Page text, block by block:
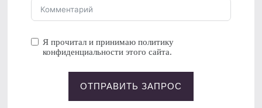
Я прочитал и принимаю политику
конфиденциальности этого сайта.
ОТПРАВИТЬ ЗАПРОС